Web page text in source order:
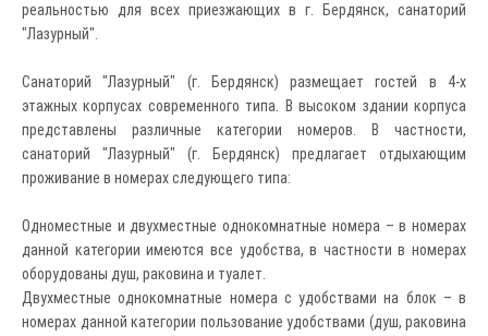
реальностью для всех приезжающих в г. Бердянск, санаторий
"Лазурный".
Санаторий "Лазурный" (г. Бердянск) размещает гостей в 4-х
этажных корпусах современного типа. В высоком здании корпуса
представлены различные категории номеров. В частности,
санаторий "Лазурный" (г. Бердянск) предлагает отдыхающим
проживание в номерах следующего типа:
Одноместные и двухместные однокомнатные номера – в номерах
данной категории имеются все удобства, в частности в номерах
оборудованы душ, раковина и туалет.
Двухместные однокомнатные номера с удобствами на блок – в
номерах данной категории пользование удобствами (душ, раковина